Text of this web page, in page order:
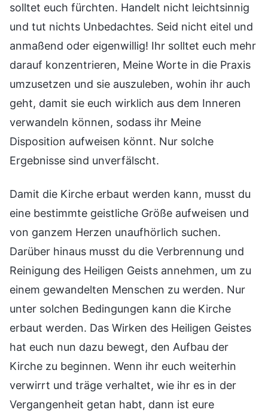
solltet euch fürchten. Handelt nicht leichtsinnig
und tut nichts Unbedachtes. Seid nicht eitel und
anmaßend oder eigenwillig! Ihr solltet euch mehr
darauf konzentrieren, Meine Worte in die Praxis
umzusetzen und sie auszuleben, wohin ihr auch
geht, damit sie euch wirklich aus dem Inneren
verwandeln können, sodass ihr Meine
Disposition aufweisen könnt. Nur solche
Ergebnisse sind unverfälscht.
Damit die Kirche erbaut werden kann, musst du
eine bestimmte geistliche Größe aufweisen und
von ganzem Herzen unaufhörlich suchen.
Darüber hinaus musst du die Verbrennung und
Reinigung des Heiligen Geists annehmen, um zu
einem gewandelten Menschen zu werden. Nur
unter solchen Bedingungen kann die Kirche
erbaut werden. Das Wirken des Heiligen Geistes
hat euch nun dazu bewegt, den Aufbau der
Kirche zu beginnen. Wenn ihr euch weiterhin
verwirrt und träge verhaltet, wie ihr es in der
Vergangenheit getan habt, dann ist eure